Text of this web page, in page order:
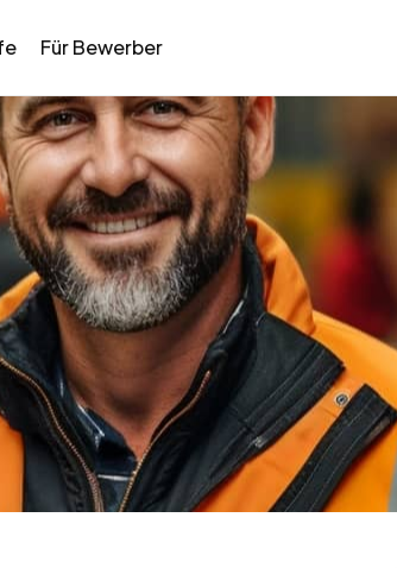
Für Bewerber